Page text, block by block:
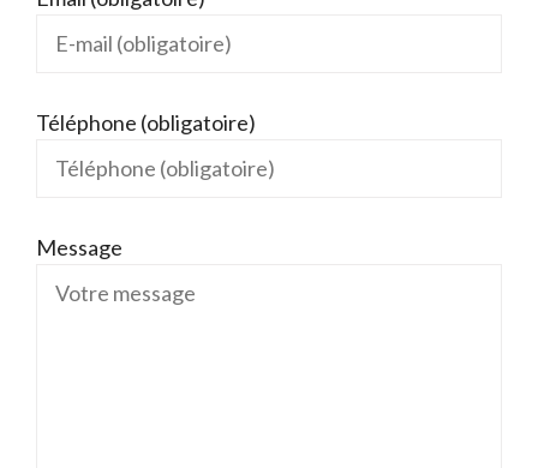
Téléphone (obligatoire)
Message